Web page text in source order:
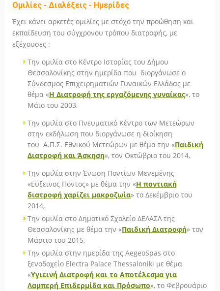
Ομιλίες - Διαλέξεις - Ημερίδες
Έχει κάνει αρκετές ομιλίες με στόχο την προώθηση και
εκπαίδευση του σύγχρονου τρόπου διατροφής, με
εξέχουσες :
Την ομιλία στο Κέντρο Ιστορίας του Δήμου
Θεσσαλονίκης στην ημερίδα που διοργάνωσε ο
Σύνδεσμος Επιχειρηματιών Γυναικών Ελλάδας με
θέμα «Η Διατροφή της εργαζόμενης γυναίκας», το
Μάιο του 2003,
Την ομιλία στο Πνευματικό Κέντρο των Μετεώρων
στην εκδήλωση που διοργάνωσε η διοίκηση
του Α.Π.Σ. Εθνικού Μετεώρων με θέμα την «Παιδική
Διατροφή και Άσκηση», τον Οκτώβριο του 2014,
Την ομιλία στην Ένωση Ποντίων Μενεμένης
«Εύξεινος Πόντος» με θέμα την «Η ποντιακή
διατροφή χαρίζει μακροζωία» το Δεκέμβριο του
2014,
Tην ομιλία στο Δημοτικό Σχολείο ΔΕΛΑΣΛ της
Θεσσαλονίκης με θέμα την «Παιδική Διατροφή» τον
Μάρτιο του 2015,
Την ομιλία στην ημερίδα της AegeoSpas στο
ξενοδοχείο Electra Palace Thessaloniki με θέμα
«Υγιεινή Διατροφή και το Αποτέλεσμα για
Λαμπερή Επιδερμίδα και Πρόσωπο», το Φεβρουάριο